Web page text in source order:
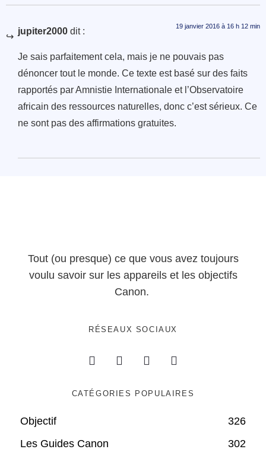
jupiter2000 dit : 19 janvier 2016 à 16 h 12 min
Je sais parfaitement cela, mais je ne pouvais pas
dénoncer tout le monde. Ce texte est basé sur des faits
rapportés par Amnistie Internationale et l’Observatoire
africain des ressources naturelles, donc c’est sérieux. Ce
ne sont pas des affirmations gratuites.
Tout (ou presque) ce que vous avez toujours
voulu savoir sur les appareils et les objectifs
Canon.
RÉSEAUX SOCIAUX
CATÉGORIES POPULAIRES
Objectif
326
Les Guides Canon
302